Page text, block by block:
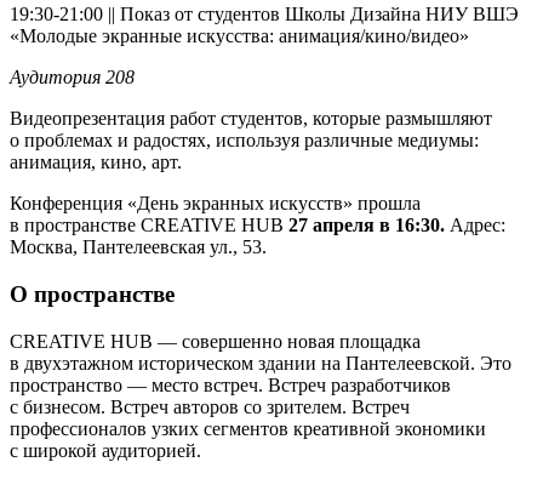
19:30-21:00 || Показ от студентов Школы Дизайна НИУ ВШЭ
«Молодые экранные искусства: анимация/кино/видео»
Аудитория 208
Видеопрезентация работ студентов, которые размышляют
о проблемах и радостях, используя различные медиумы:
анимация, кино, арт.
Конференция «День экранных искусств» прошла
в пространстве CREATIVE HUB 27 апреля в 16:30. Адрес:
Москва, Пантелеевская ул., 53.
О пространстве
CREATIVE HUB — совершенно новая площадка
в двухэтажном историческом здании на Пантелеевской. Это
пространство — место встреч. Встреч разработчиков
с бизнесом. Встреч авторов со зрителем. Встреч
профессионалов узких сегментов креативной экономики
с широкой аудиторией.